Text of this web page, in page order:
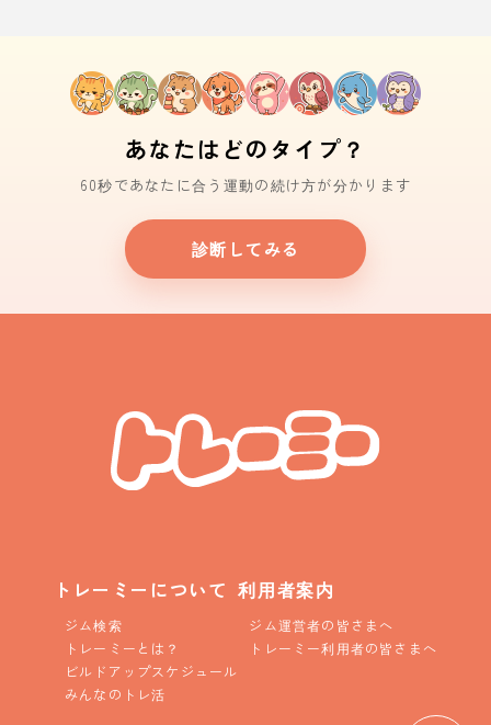
あなたはどのタイプ？
60秒であなたに合う運動の続け方が分かります
診断してみる
トレーミーについて
ジム検索
トレーミーとは？
ビルドアップスケジュール
みんなのトレ活
利用者案内
ジム運営者の皆さまへ
トレーミー利用者の皆さまへ